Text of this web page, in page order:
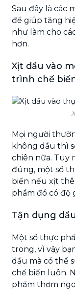
Sau đây là các
để giúp tăng
như làm cho
hơn.
Xịt dầu vào
trình chế
Mọi người
không dầu thì
chiên nữa. Tuy
đúng, một số
biến nếu xịt
phẩm đó có độ
Tận dụng
Một số thực
trong, vì vậy
dầu mà có thể
chế biến luôn.
phẩm thơm